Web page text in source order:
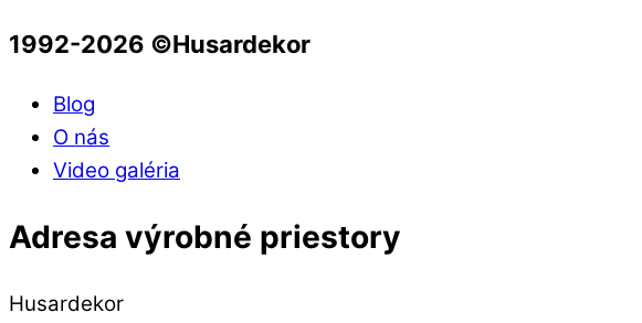
1992-2026 ©️Husardekor
Blog
O nás
Video galéria
Adresa výrobné priestory
Husardekor